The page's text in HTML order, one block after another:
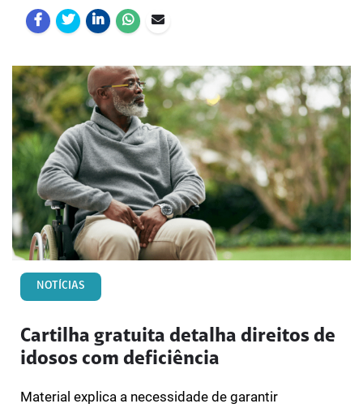
NOTÍCIAS
Cartilha gratuita detalha direitos de
idosos com deficiência
Material explica a necessidade de garantir